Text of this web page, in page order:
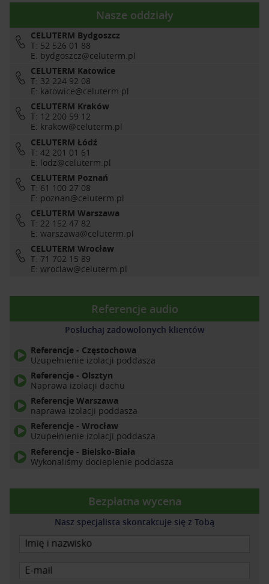
Nasze oddziały
CELUTERM Bydgoszcz
T: 52 526 01 88
E: bydgoszcz@celuterm.pl
CELUTERM Katowice
T: 32 224 92 08
E: katowice@celuterm.pl
CELUTERM Kraków
T: 12 200 59 12
E: krakow@celuterm.pl
CELUTERM Łódź
T: 42 201 01 61
E: lodz@celuterm.pl
CELUTERM Poznań
T: 61 100 27 08
E: poznan@celuterm.pl
CELUTERM Warszawa
T: 22 152 47 82
E: warszawa@celuterm.pl
CELUTERM Wrocław
T: 71 702 15 89
E: wroclaw@celuterm.pl
Referencje audio
Posłuchaj zadowolonych klientów
Referencje - Częstochowa
Uzupełnienie izolacji poddasza
Referencje - Olsztyn
Naprawa izolacji dachu
Referencje Warszawa
naprawa izolacji poddasza
Referencje - Wrocław
Uzupełnienie izolacji poddasza
Referencje - Bielsko-Biała
Wykonaliśmy docieplenie poddasza
Bezpłatna wycena
Nasz specjalista skontaktuje się z Tobą
Imię i nazwisko
E-mail